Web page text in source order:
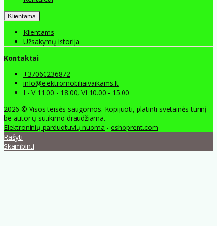
Klientams
Klientams
Užsakymų istorija
Kontaktai
+37060236872
info@elektromobiliaivaikams.lt
I - V 11.00 - 18.00, VI 10.00 - 15.00
2026 © Visos teisės saugomos. Kopijuoti, platinti svetainės turinį
be autorių sutikimo draudžiama.
Elektroninių parduotuvių nuoma - eshoprent.com
Rašyti
Skambinti